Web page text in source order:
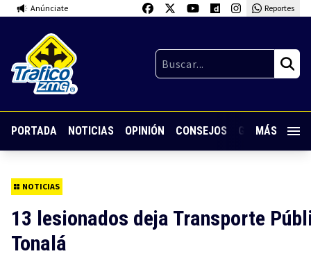
Anúnciate Reportes
PORTADA NOTICIAS OPINIÓN CONSEJOS GUARDIA
MÁS
NOTICIAS
13 lesionados deja Transporte
Tonalá